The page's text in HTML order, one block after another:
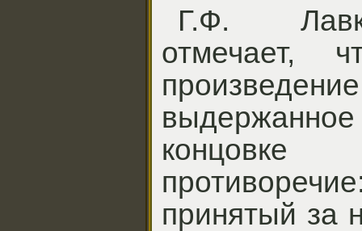
Г.Ф.
отмечает,
концовке
принятый за